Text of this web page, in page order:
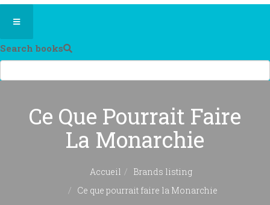
Search books
Ce Que Pourrait Faire
La Monarchie
Accueil
Brands listing
Ce que pourrait faire la Monarchie